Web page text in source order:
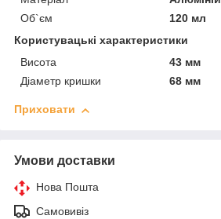
Об`єм
120 мл
Користувацькі характеристики
Висота
43 мм
Діаметр кришки
68 мм
Приховати
Умови доставки
Нова Пошта
Самовивіз